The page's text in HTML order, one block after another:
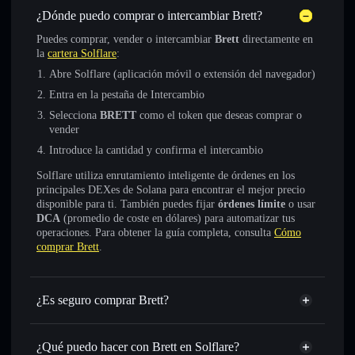
¿Dónde puedo comprar o intercambiar Brett?
Puedes comprar, vender o intercambiar Brett directamente en
la cartera Solflare:
Abre Solflare (aplicación móvil o extensión del navegador)
Entra en la pestaña de Intercambio
Selecciona BRETT como el token que deseas comprar o
vender
Introduce la cantidad y confirma el intercambio
Solflare utiliza enrutamiento inteligente de órdenes en los
principales DEXes de Solana para encontrar el mejor precio
disponible para ti. También puedes fijar órdenes límite o usar
DCA (promedio de coste en dólares) para automatizar tus
operaciones. Para obtener la guía completa, consulta Cómo
comprar Brett.
¿Es seguro comprar Brett?
Brett token verificado
¿Qué puedo hacer con Brett en Solflare?